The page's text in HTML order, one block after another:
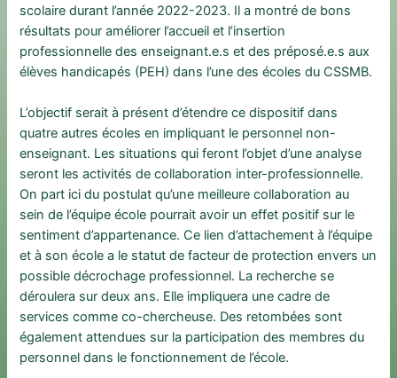
scolaire durant l’année 2022-2023. Il a montré de bons
résultats pour améliorer l’accueil et l’insertion
professionnelle des enseignant.e.s et des préposé.e.s aux
élèves handicapés (PEH) dans l’une des écoles du CSSMB.
L’objectif serait à présent d’étendre ce dispositif dans
quatre autres écoles en impliquant le personnel non-
enseignant. Les situations qui feront l’objet d’une analyse
seront les activités de collaboration inter-professionnelle.
On part ici du postulat qu’une meilleure collaboration au
sein de l’équipe école pourrait avoir un effet positif sur le
sentiment d’appartenance. Ce lien d’attachement à l’équipe
et à son école a le statut de facteur de protection envers un
possible décrochage professionnel. La recherche se
déroulera sur deux ans. Elle impliquera une cadre de
services comme co-chercheuse. Des retombées sont
également attendues sur la participation des membres du
personnel dans le fonctionnement de l’école.